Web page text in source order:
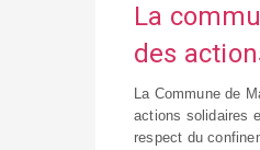
La
des
La Commune de
actions solidaires
respect du